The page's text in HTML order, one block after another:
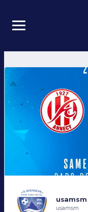
usamsm
usamsm